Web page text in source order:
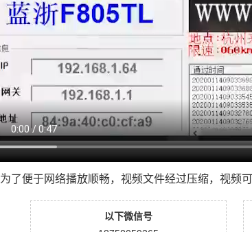
为了便于网络播放顺畅，视频文件经过压缩，视频可
以下微信号